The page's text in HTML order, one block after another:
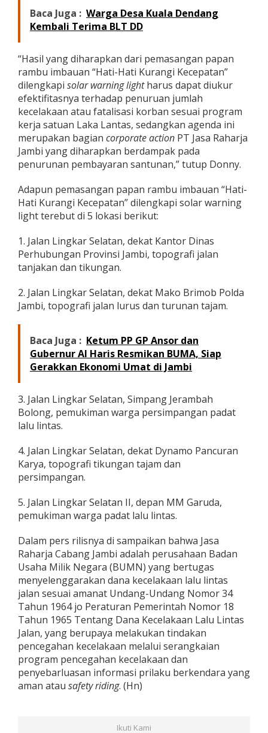
a
t
a
"
Baca Juga : Warga Desa Kuala Dendang
Kembali Terima BLT DD
“Hasil yang diharapkan dari pemasangan papan
rambu imbauan “Hati-Hati Kurangi Kecepatan”
dilengkapi solar warning lightharus dapat diukur
efektifitasnya terhadap penuruan jumlah
kecelakaan atau fatalisasi korban sesuai program
kerja satuan Laka Lantas, sedangkan agenda ini
merupakan bagian corporate action PT Jasa Raharja
Jambi yang diharapkan berdampak pada
penurunan pembayaran santunan,” tutup Donny.
Adapun pemasangan papan rambu imbauan “Hati-
Hati Kurangi Kecepatan” dilengkapi solar warning
light terebut di 5 lokasi berikut:
1. Jalan Lingkar Selatan, dekat Kantor Dinas
Perhubungan Provinsi Jambi, topografi jalan
tanjakan dan tikungan.
2. Jalan Lingkar Selatan, dekat Mako Brimob Polda
Jambi, topografi jalan lurus dan turunan tajam.
Baca Juga : Ketum PP GP Ansor dan
Gubernur Al Haris Resmikan BUMA, Siap
Gerakkan Ekonomi Umat di Jambi
3. Jalan Lingkar Selatan, Simpang Jerambah
Bolong, pemukiman warga persimpangan padat
lalu lintas.
4. Jalan Lingkar Selatan, dekat Dynamo Pancuran
Karya, topografi tikungan tajam dan
persimpangan.
5. Jalan Lingkar Selatan II, depan MM Garuda,
pemukiman warga padat lalu lintas.
Dalam pers rilisnya di sampaikan bahwa Jasa
Raharja Cabang Jambi adalah perusahaan Badan
Usaha Milik Negara (BUMN) yang bertugas
menyelenggarakan dana kecelakaan lalu lintas
jalan sesuai amanat Undang-Undang Nomor 34
Tahun 1964 jo Peraturan Pemerintah Nomor 18
Tahun 1965 Tentang Dana Kecelakaan Lalu Lintas
Jalan, yang berupaya melakukan tindakan
pencegahan kecelakaan melalui serangkaian
program pencegahan kecelakaan dan
penyebarluasan informasi prilaku berkendara yang
aman atau safety riding. (Hn)
Ikuti Kami